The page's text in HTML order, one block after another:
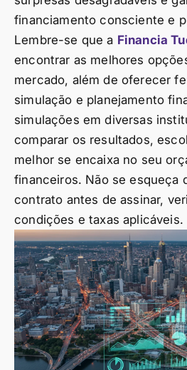
financiamento consciente e
Lembre-se que a Financia
encontrar as melhores
mercado, além de oferecer
simulação e planejamento
simulações em diversas
comparar os resultados,
melhor se encaixa no seu
financeiros. Não se esqueça
contrato antes de assinar,
condições e taxas aplicáveis.